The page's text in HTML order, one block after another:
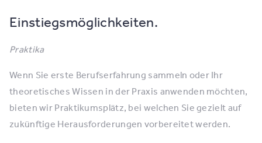
Einstiegsmöglichkeiten.
Praktika
Wenn Sie erste Berufserfahrung sammeln oder Ihr
theoretisches Wissen in der Praxis anwenden möchten,
bieten wir Praktikumsplätz, bei welchen Sie gezielt auf
zukünftige Herausforderungen vorbereitet werden.